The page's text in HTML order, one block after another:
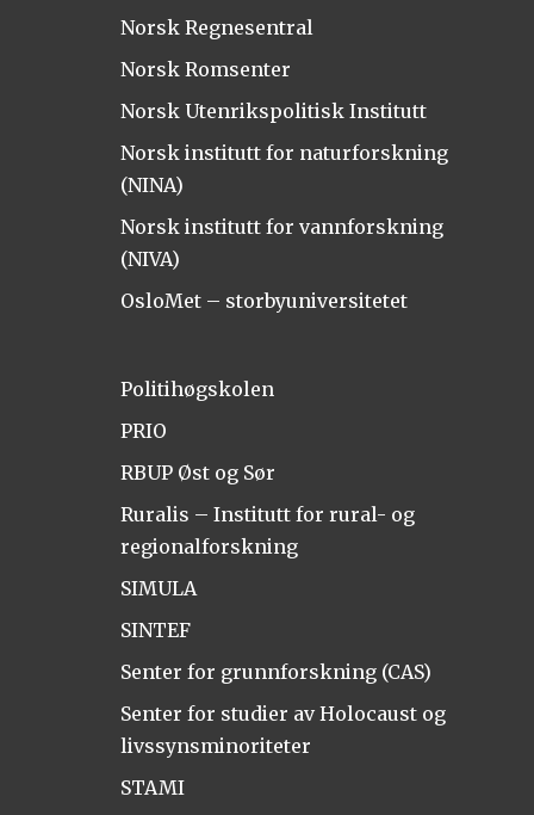
Norsk Regnesentral
Norsk Romsenter
Norsk Utenrikspolitisk Institutt
Norsk institutt for naturforskning
(NINA)
Norsk institutt for vannforskning
(NIVA)
OsloMet – storbyuniversitetet
Politihøgskolen
PRIO
RBUP Øst og Sør
Ruralis – Institutt for rural- og
regionalforskning
SIMULA
SINTEF
Senter for grunnforskning (CAS)
Senter for studier av Holocaust og
livssynsminoriteter
STAMI